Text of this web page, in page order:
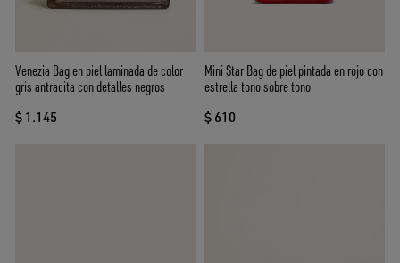
Venezia Bag en piel laminada de color
gris antracita con detalles negros
$ 1.145
Mini Star Bag de piel pintada en rojo con
estrella tono sobre tono
$ 610